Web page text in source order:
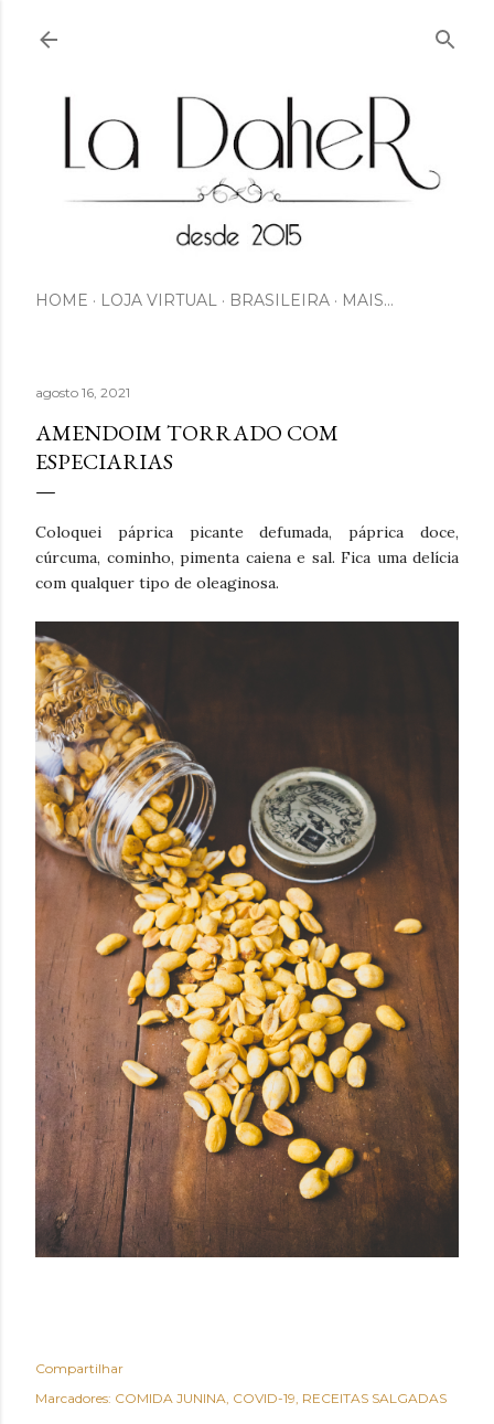
HOME LOJA VIRTUAL BRASILEIRA MAIS…
agosto 16, 2021
AMENDOIM TORRADO COM
ESPECIARIAS
Coloquei páprica picante defumada, páprica doce,
cúrcuma, cominho, pimenta caiena e sal. Fica uma delícia
com qualquer tipo de oleaginosa.
Compartilhar
Marcadores: COMIDA JUNINA COVID-19 RECEITAS SALGADAS